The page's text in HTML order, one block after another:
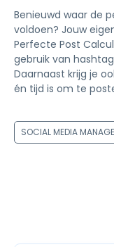
Benieuwd waar de
voldoen? Jouw
Perfecte Post
gebruik van
Daarnaast krijg je
én tijd is om te
SOCIAL MEDIA